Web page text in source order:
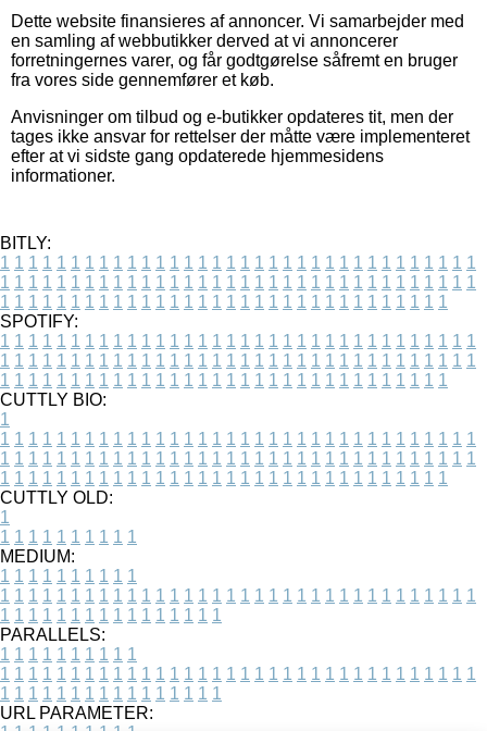
Dette website finansieres af annoncer. Vi samarbejder med
en samling af webbutikker derved at vi annoncerer
forretningernes varer, og får godtgørelse såfremt en bruger
fra vores side gennemfører et køb.
Anvisninger om tilbud og e-butikker opdateres tit, men der
tages ikke ansvar for rettelser der måtte være implementeret
efter at vi sidste gang opdaterede hjemmesidens
informationer.
BITLY:
1 1 1 1 1 1 1 1 1 1 1 1 1 1 1 1 1 1 1 1 1 1 1 1 1 1 1 1 1 1 1 1 1 1
1 1 1 1 1 1 1 1 1 1 1 1 1 1 1 1 1 1 1 1 1 1 1 1 1 1 1 1 1 1 1 1 1 1
1 1 1 1 1 1 1 1 1 1 1 1 1 1 1 1 1 1 1 1 1 1 1 1 1 1 1 1 1 1 1 1
SPOTIFY:
1 1 1 1 1 1 1 1 1 1 1 1 1 1 1 1 1 1 1 1 1 1 1 1 1 1 1 1 1 1 1 1 1 1
1 1 1 1 1 1 1 1 1 1 1 1 1 1 1 1 1 1 1 1 1 1 1 1 1 1 1 1 1 1 1 1 1 1
1 1 1 1 1 1 1 1 1 1 1 1 1 1 1 1 1 1 1 1 1 1 1 1 1 1 1 1 1 1 1 1
CUTTLY BIO:
1
1 1 1 1 1 1 1 1 1 1 1 1 1 1 1 1 1 1 1 1 1 1 1 1 1 1 1 1 1 1 1 1 1 1
1 1 1 1 1 1 1 1 1 1 1 1 1 1 1 1 1 1 1 1 1 1 1 1 1 1 1 1 1 1 1 1 1 1
1 1 1 1 1 1 1 1 1 1 1 1 1 1 1 1 1 1 1 1 1 1 1 1 1 1 1 1 1 1 1 1
CUTTLY OLD:
1
1 1 1 1 1 1 1 1 1 1
MEDIUM:
1 1 1 1 1 1 1 1 1 1
1 1 1 1 1 1 1 1 1 1 1 1 1 1 1 1 1 1 1 1 1 1 1 1 1 1 1 1 1 1 1 1 1 1
1 1 1 1 1 1 1 1 1 1 1 1 1 1 1 1
PARALLELS:
1 1 1 1 1 1 1 1 1 1
1 1 1 1 1 1 1 1 1 1 1 1 1 1 1 1 1 1 1 1 1 1 1 1 1 1 1 1 1 1 1 1 1 1
1 1 1 1 1 1 1 1 1 1 1 1 1 1 1 1
URL PARAMETER: